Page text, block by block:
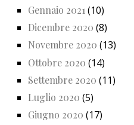
Gennaio 2021 (10)
Dicembre 2020 (8)
Novembre 2020 (13)
Ottobre 2020 (14)
Settembre 2020 (11)
Luglio 2020 (5)
Giugno 2020 (17)